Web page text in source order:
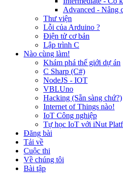
Advanced - Nâng
Thư viện
Lỗi của Arduino ?
Điện tử cơ bản
Lập trình C
Nào cùng làm!
Khám phá thế giới dự án
C Sharp (C#)
NodeJS - IOT
VBLUno
Hacking (Sẵn sàng chứ?)
Internet of Things nào!
IoT Công nghiệp
Tự học IoT với iNut
Đăng bài
Tải về
Cuộc thi
Về chúng tôi
Bài tập